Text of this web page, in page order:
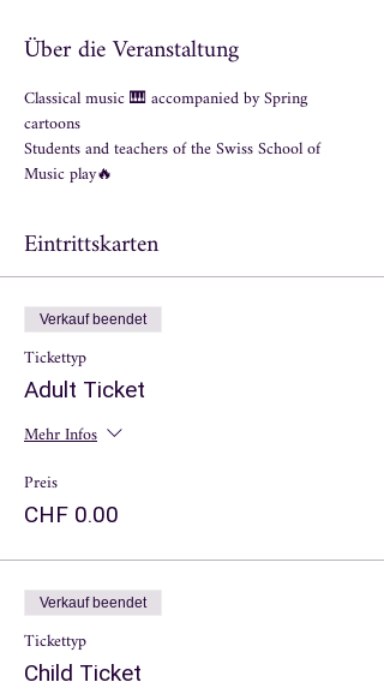
Über die Veranstaltung
Classical music 🎹 accompanied by Spring
cartoons
Students and teachers of the Swiss School of
Music play🔥
Eintrittskarten
Verkauf beendet
Tickettyp
Adult Ticket
Mehr Infos
Preis
CHF 0.00
Verkauf beendet
Tickettyp
Child Ticket